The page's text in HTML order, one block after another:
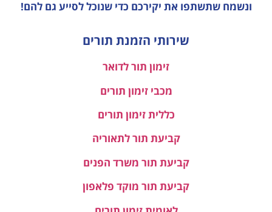
ונשמח שתשתפו את יקירכם כדי שנוכל לסייע גם להם!
שירותי הזמנת תורים
זימון תור לדואר
מכבי זימון תורים
כללית זימון תורים
קביעת תור לתאוריה
קביעת תור משרד הפנים
קביעת תור מוקד פלאפון